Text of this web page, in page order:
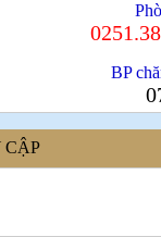
THANH TỔ
THANH TỔ
HỘI NGHỊ
ĐỘNG
)
thiện với môi
người sử
BP
CẬP